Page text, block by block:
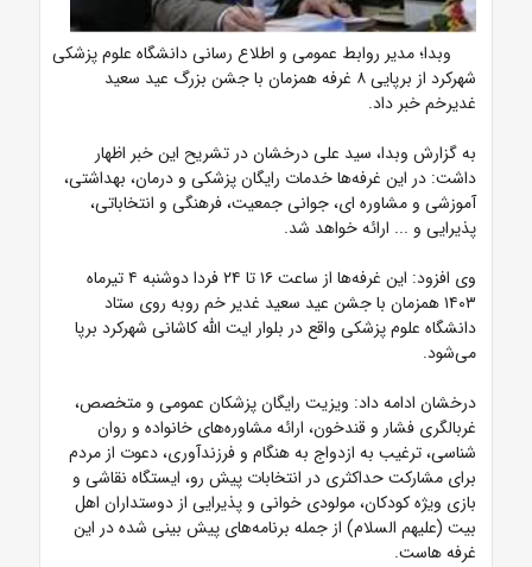
وبدا؛ مدیر روابط عمومی و اطلاع رسانی دانشگاه علوم پزشکی
شهرکرد از
برپایی ۸ غرفه همزمان با جشن بزرگ عید سعید
غدیرخمخبر داد.
به گزارش وبدا، سید علی درخشان در تشریح این خبر اظهار
داشت: در این غرفه‌ها خدمات رایگان پزشکی و درمان، بهداشتی،
آموزشی و مشاوره ای، جوانی جمعیت، فرهنگی و انتخاباتی،
پذیرایی و ... ارائه خواهد شد.
وی افزود: این غرفه‌ها از ساعت ۱۶ تا ۲۴ فردا دوشنبه ۴ تیرماه
۱۴۰۳ همزمان با جشن عید سعید غدیر خم روبه روی ستاد
دانشگاه علوم پزشکی واقع در بلوار ایت الله کاشانی شهرکرد برپا
می‌شود.
درخشان ادامه داد: ویزیت رایگان پزشکان عمومی و متخصص،
غربالگری فشار و قندخون، ارائه مشاوره‌های خانواده و روان
شناسی، ترغیب به ازدواج به هنگام و فرزندآوری، دعوت از مردم
برای مشارکت حداکثری در انتخابات پیش رو، ایستگاه نقاشی و
بازی ویژه کودکان، مولودی خوانی و پذیرایی از دوستداران اهل
بیت (علیهم السلام) از جمله برنامه‌های پیش بینی شده در این
غرفه هاست.